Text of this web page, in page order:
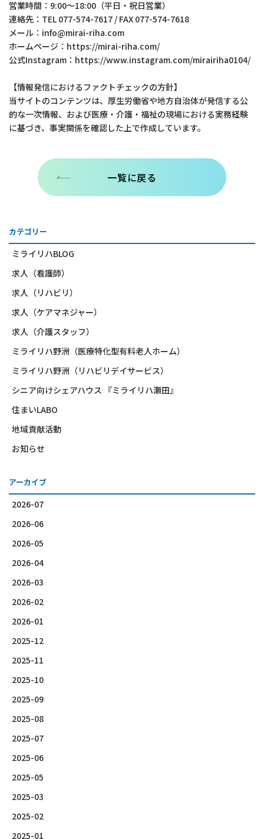
営業時間：9:00～18:00（平日・祝日営業）
連絡先：TEL 077-574-7617 / FAX 077-574-7618
メール：info@mirai-riha.com
ホームページ：https://mirai-riha.com/
公式Instagram：https://www.instagram.com/mirairiha0104/
【情報発信におけるファクトチェックの方針】
当サイトのコンテンツは、厚生労働省や地方自治体が発信する公
的な一次情報、および医療・介護・福祉の現場における実務経験
に基づき、事実関係を確認した上で作成しています。
一覧に戻る
カテゴリー
ミライリハBLOG
求人（看護師）
求人（リハビリ）
求人（ケアマネジャー）
求人（介護スタッフ）
ミライリハ野洲（医療特化型有料老人ホーム）
ミライリハ野洲（リハビリデイサービス）
シニア向けシェアハウス 『ミライリハ瀬田』
住まいLABO
地域貢献活動
お知らせ
アーカイブ
2026-07
2026-06
2026-05
2026-04
2026-03
2026-02
2026-01
2025-12
2025-11
2025-10
2025-09
2025-08
2025-07
2025-06
2025-05
2025-03
2025-02
2025-01